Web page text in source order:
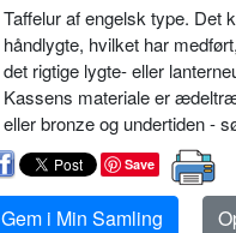
Taffelur af engelsk type. Det
håndlygte, hvilket har
det rigtige lygte- eller
Kassens materiale er
eller bronze og undertiden -
Save
Gem i Min Samling